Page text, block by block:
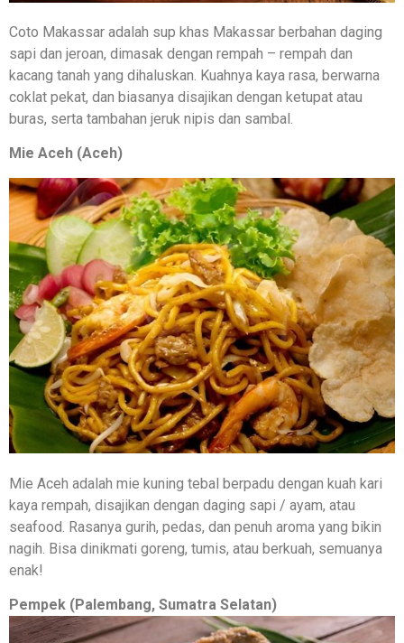
Coto Makassar adalah sup khas Makassar berbahan daging
sapi dan jeroan, dimasak dengan rempah – rempah dan
kacang tanah yang dihaluskan. Kuahnya kaya rasa, berwarna
coklat pekat, dan biasanya disajikan dengan ketupat atau
buras, serta tambahan jeruk nipis dan sambal.
Mie Aceh (Aceh)
Mie Aceh adalah mie kuning tebal berpadu dengan kuah kari
kaya rempah, disajikan dengan daging sapi / ayam, atau
seafood. Rasanya gurih, pedas, dan penuh aroma yang bikin
nagih. Bisa dinikmati goreng, tumis, atau berkuah, semuanya
enak!
Pempek (Palembang, Sumatra Selatan)